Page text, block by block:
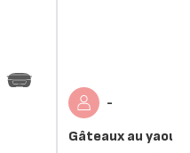
-
Gâteaux au